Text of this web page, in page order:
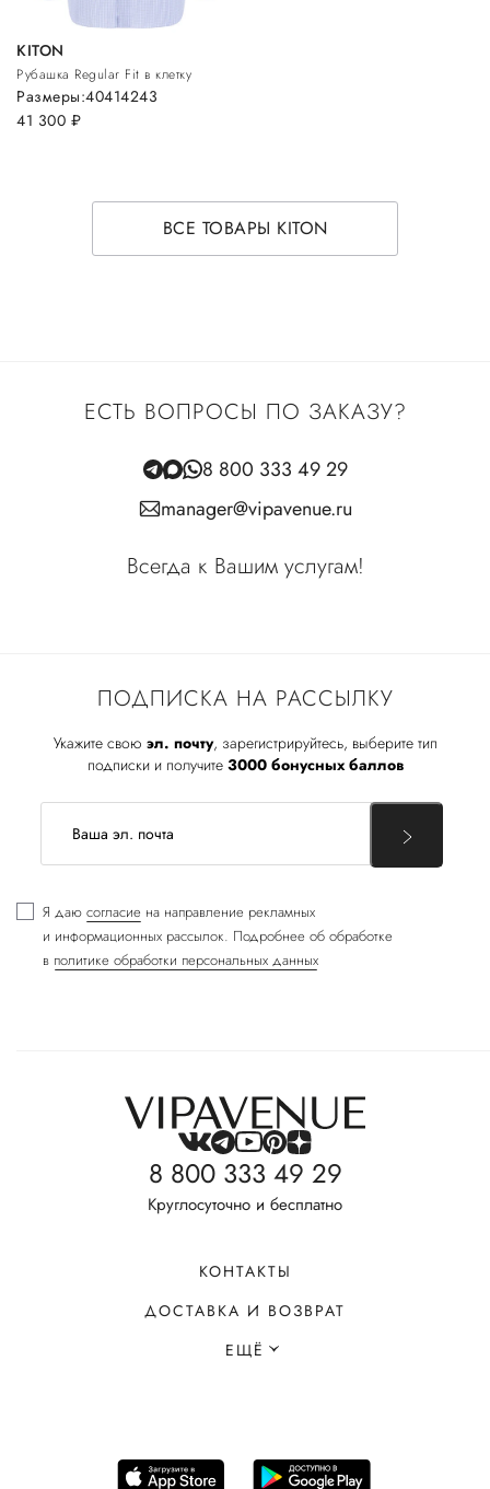
KITON
Рубашка Regular Fit в клетку
41 300 руб.
Размеры:40414243
ВСЕ ТОВАРЫ KITON
ПОДПИСКА НА РАССЫЛКУ
Укажите свою эл. почту, зарегистрируйтесь, выберите тип
подписки и получите 3000 бонусных баллов
Я даю согласие на направление рекламных
и информационных рассылок. Подробнее об обработке
в политике обработки персональных данных
ЕСТЬ ВОПРОСЫ ПО ЗАКАЗУ?
8 800 333 49 29
manager@vipavenue.ru
Всегда к Вашим услугам!
8 800 333 49 29
Круглосуточно и бесплатно
КОНТАКТЫ
ДОСТАВКА И ВОЗВРАТ
ЕЩЁ